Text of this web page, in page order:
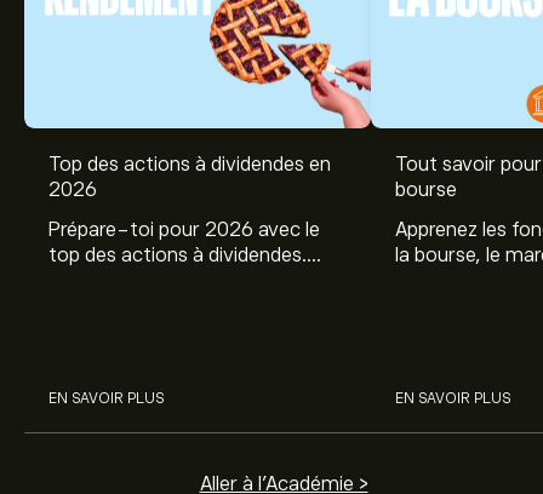
Top des actions à dividendes en
2026
Prépare-toi pour 2026 avec le
top des actions à dividendes.
EN SAVOIR PLUS
Tout savoir
bourse
Apprenez les
la bourse, le
EN SAVOIR PLUS
Aller à l'Académie >